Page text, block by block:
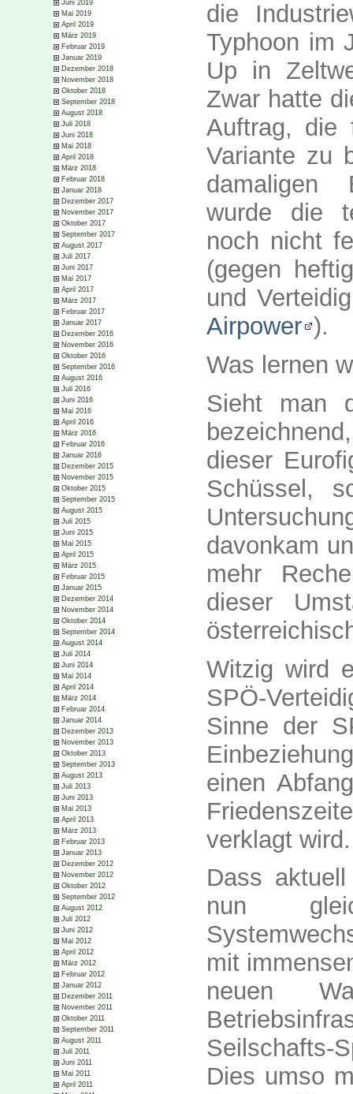
Juni 2019
Mai 2019
April 2019
März 2019
Februar 2019
Januar 2019
Dezember 2018
November 2018
Oktober 2018
September 2018
August 2018
Juli 2018
Juni 2018
Mai 2018
April 2018
März 2018
Februar 2018
Januar 2018
Dezember 2017
November 2017
Oktober 2017
September 2017
August 2017
Juli 2017
Juni 2017
Mai 2017
April 2017
März 2017
Februar 2017
Januar 2017
Dezember 2016
November 2016
Oktober 2016
September 2016
August 2016
Juli 2016
Juni 2016
Mai 2016
April 2016
März 2016
Februar 2016
Januar 2016
Dezember 2015
November 2015
Oktober 2015
September 2015
August 2015
Juli 2015
Juni 2015
Mai 2015
April 2015
März 2015
Februar 2015
Januar 2015
Dezember 2014
November 2014
Oktober 2014
September 2014
August 2014
Juli 2014
Juni 2014
Mai 2014
April 2014
März 2014
Februar 2014
Januar 2014
Dezember 2013
November 2013
Oktober 2013
September 2013
August 2013
Juli 2013
Juni 2013
Mai 2013
April 2013
März 2013
Februar 2013
Januar 2013
Dezember 2012
November 2012
Oktober 2012
September 2012
August 2012
Juli 2012
Juni 2012
Mai 2012
April 2012
März 2012
Februar 2012
Januar 2012
Dezember 2011
November 2011
Oktober 2011
September 2011
August 2011
Juli 2011
Juni 2011
Mai 2011
April 2011
die
Typhoon im
Up in
Zwar hatte
Auftrag, die
Variante zu
damaligen
wurde die
noch nicht
(gegen
und
Airpower ).
Was lernen
Sieht man
dieser
Schüssel,
davonkam
mehr
dieser
Witzig wird
SPÖ-
Sinne der
einen
verklagt wird.
Dass
nun
mit
neuen
Dies umso